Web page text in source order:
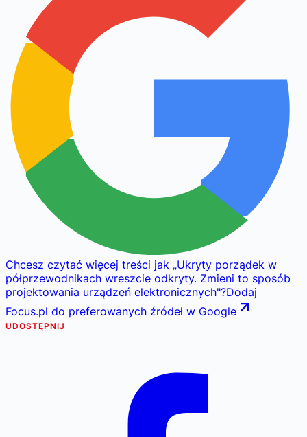
Chcesz czytać więcej treści jak „Ukryty porządek w
półprzewodnikach wreszcie odkryty. Zmieni to sposób
projektowania urządzeń elektronicznych"?Dodaj
Focus.pl do preferowanych źródeł w Google
UDOSTĘPNIJ